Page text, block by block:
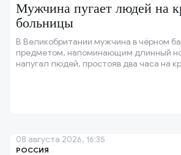
Мужчина пугает людей на
больницы
В Великобритании мужчина в чёрном
предметом, напоминающим длинный
напугал людей, простояв два часа на
РОССИЯ
08 августа 2026, 16:35